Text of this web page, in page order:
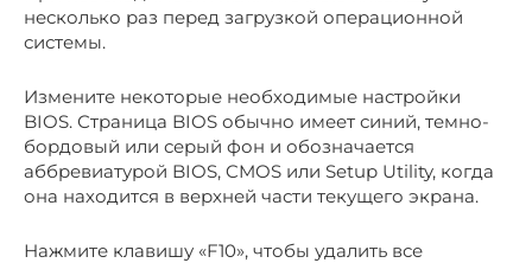
несколько раз перед загрузкой операционной
системы.
Измените некоторые необходимые настройки
BIOS. Страница BIOS обычно имеет синий, темно-
бордовый или серый фон и обозначается
аббревиатурой BIOS, CMOS или Setup Utility, когда
она находится в верхней части текущего экрана.
Нажмите клавишу «F10», чтобы удалить все